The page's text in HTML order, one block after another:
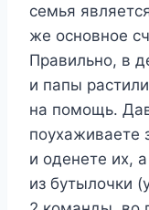
семья
же основное
Правильно, в
и папы
на помощь.
поухаживаете
и оденете их,
из бутылочки